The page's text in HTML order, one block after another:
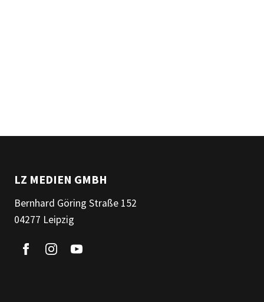
LZ MEDIEN GMBH
Bernhard Göring Straße 152
04277 Leipzig